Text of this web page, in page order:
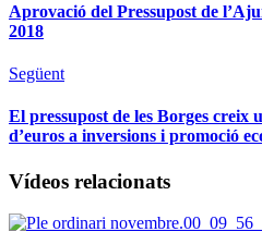
Aprovació del Pressupost de
2018
Següent
El pressupost de les Borges
d’euros a inversions i promoció
Vídeos relacionats